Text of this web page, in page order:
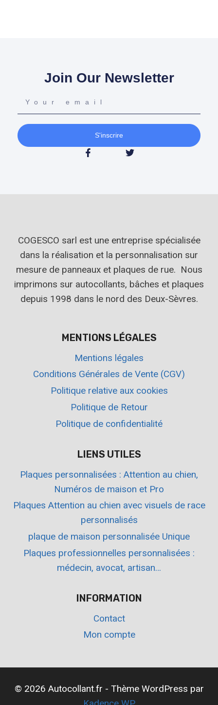
Join Our Newsletter
S'inscrire
COGESCO sarl est une entreprise spécialisée
dans la réalisation et la personnalisation sur
mesure de panneaux et plaques de rue. Nous
imprimons sur autocollants, bâches et plaques
depuis 1998 dans le nord des Deux-Sèvres.
MENTIONS LÉGALES
Mentions légales
Conditions Générales de Vente (CGV)
Politique relative aux cookies
Politique de Retour
Politique de confidentialité
LIENS UTILES
Plaques personnalisées : Attention au chien,
Numéros de maison et Pro
Plaques Attention au chien avec visuels de race
personnalisés
plaque de maison personnalisée Unique
Plaques professionnelles personnalisées :
médecin, avocat, artisan…
INFORMATION
Contact
Mon compte
© 2026 Autocollant.fr - Thème WordPress par